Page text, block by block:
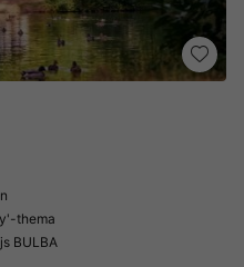
thema
BULBA